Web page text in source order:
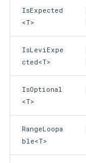
IsExpected
<T>
IsLeviExpe
cted<T>
IsOptional
<T>
RangeLoopa
ble<T>